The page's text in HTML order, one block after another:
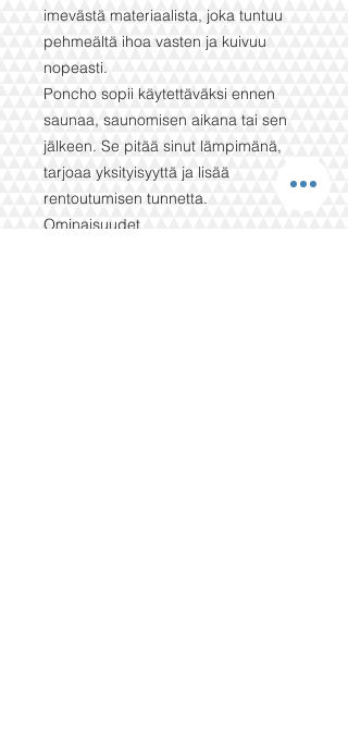
imevästä materiaalista, joka tuntuu
pehmeältä ihoa vasten ja kuivuu
nopeasti.
Poncho sopii käytettäväksi ennen
saunaa, saunomisen aikana tai sen
jälkeen. Se pitää sinut lämpimänä,
tarjoaa yksityisyyttä ja lisää
rentoutumisen tunnetta.
Ominaisuudet